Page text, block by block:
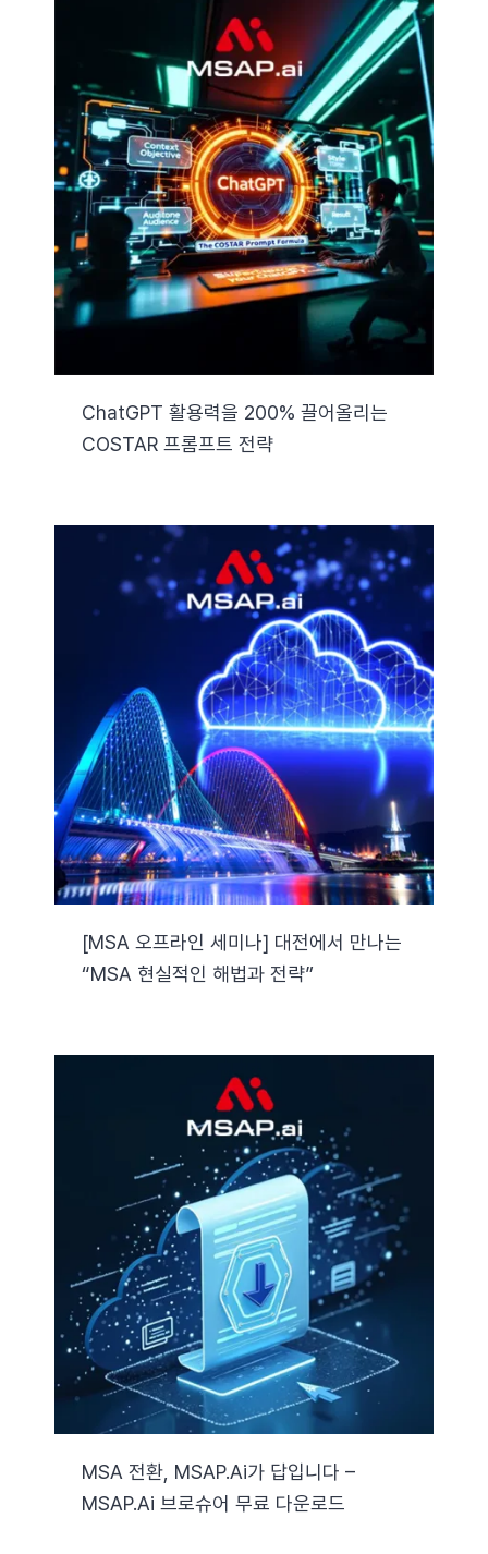
ChatGPT 활용력을 200% 끌어올리는
COSTAR 프롬프트 전략
[MSA 오프라인 세미나] 대전에서 만나는
“MSA 현실적인 해법과 전략”
MSA 전환, MSAP.ai가 답입니다 –
MSAP.ai 브로슈어 무료 다운로드